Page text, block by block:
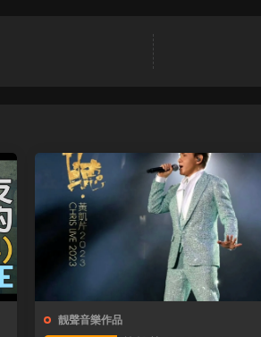
靓聲音樂作品